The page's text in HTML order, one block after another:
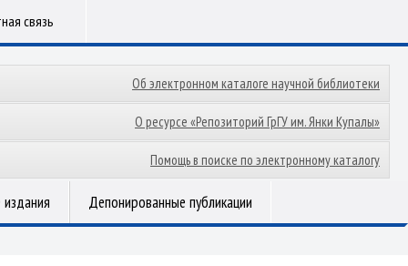
связь
Об электронном каталоге научной библиотеки
О ресурсе «Репозиторий ГрГУ им. Янки Купалы»
Помощь в поиске по электронному каталогу
Депонированные публикации